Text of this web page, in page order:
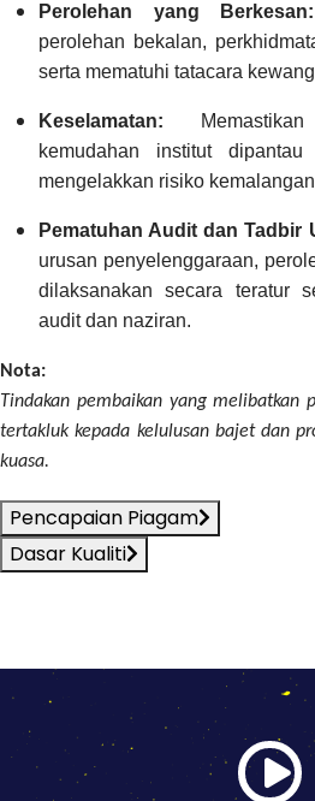
Perolehan yang Berkesan:
perolehan bekalan,
serta mematuhi tatacara
Keselamatan:
kemudahan institut
mengelakkan risiko
Pematuhan Audit dan Tadbir
urusan penyelenggaraan,
dilaksanakan secara teratur
audit dan naziran.
Nota:
Tindakan pembaikan yang melibatkan
tertakluk kepada kelulusan bajet dan
kuasa.
Pencapaian Piagam
Dasar Kualiti